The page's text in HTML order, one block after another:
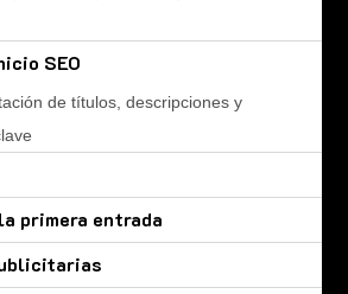
SEO
de títulos, descripciones y
primera entrada